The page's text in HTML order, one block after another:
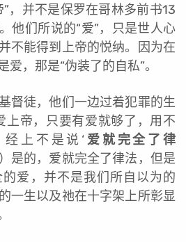
，并不是保罗在哥林多前书13
他们所说的“爱”，只是世人心
不能得到上帝的悦纳。因为在
，那是“伪装了的自私”。
督徒，他们一边过着犯罪的生
上帝，只要有爱就够了，用不
上不是说‘ 爱就完全了律
是的，爱就完全了律法，但是
爱，并不是我们所自以为的
一生以及祂在十字架上所彰显